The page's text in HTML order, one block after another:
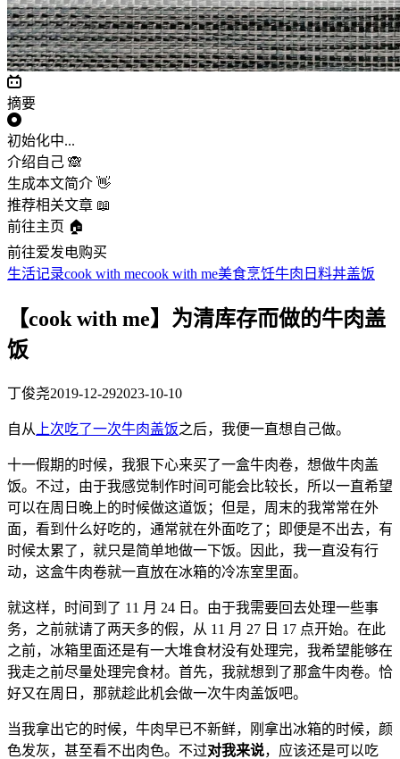
摘要
初始化中...
介绍自己 🙈
生成本文简介 👋
推荐相关文章 📖
前往主页 🏠
前往爱发电购买
生活记录cook with mecook with me美食烹饪牛肉 日料丼盖饭
【cook with me】为清库存而做的牛肉盖
饭
丁俊尧2019-12-292023-10-10
自从 上次吃了一次牛肉盖饭之后，我便一直想自己做。
十一假期的时候，我狠下心来买了一盒牛肉卷，想做牛肉盖
饭。不过，由于我感觉制作时间可能会比较长，所以一直希望
可以在周日晚上的时候做这道饭；但是，周末的我常常在外
面，看到什么好吃的，通常就在外面吃了；即便是不出去，有
时候太累了，就只是简单地做一下饭。因此，我一直没有行
动，这盒牛肉卷就一直放在冰箱的冷冻室里面。
就这样，时间到了 11 月 24 日。由于我需要回去处理一些事
务，之前就请了两天多的假，从 11 月 27 日 17 点开始。在此
之前，冰箱里面还是有一大堆食材没有处理完，我希望能够在
我走之前尽量处理完食材。首先，我就想到了那盒牛肉卷。恰
好又在周日，那就趁此机会做一次牛肉盖饭吧。
当我拿出它的时候，牛肉早已不新鲜，刚拿出冰箱的时候，颜
色发灰，甚至看不出肉色。不过对我来说，应该还是可以吃